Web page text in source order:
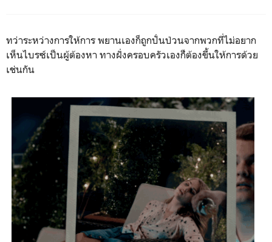
ทว่าระหว่างการให้การ พยานเองก็ถูกปั่นป่วนจากพวกที่ไม่อยาก
เห็นไบรซ์เป็นผู้ต้องหา ทางฝั่งครอบครัวเองก๋็ต้องขึ้นให้การด้วย
เช่นกัน